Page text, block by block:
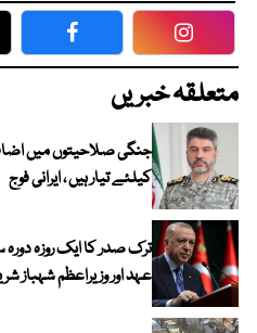
Facebook
متعلقہ خبریں
جنگی صلاحیتوں میں
کیلئے تیار ہیں ، ایرانی فوج
ترک صدر کا ایک روزہ
عہد اور وزیراعظم